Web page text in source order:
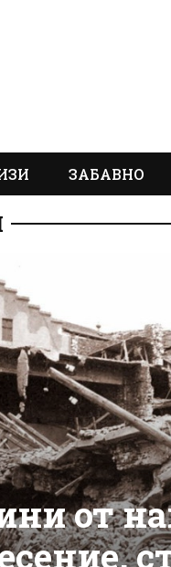
ЗАБАВНО
от